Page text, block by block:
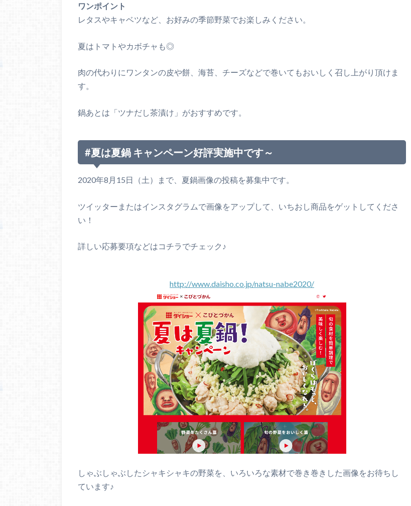
ワンポイント
レタスやキャベツなど、お好みの季節野菜でお楽しみください。
夏はトマトやカボチャも◎
肉の代わりにワンタンの皮や餅、海苔、チーズなどで巻いてもおいしく召し上がり頂けま
す。
鍋あとは「ツナだし茶漬け」がおすすめです。
#夏は夏鍋 キャンペーン好評実施中です～
2020年8月15日（土）まで、夏鍋画像の投稿を募集中です。
ツイッターまたはインスタグラムで画像をアップして、いちおし商品をゲットしてくださ
い！
詳しい応募要項などはコチラでチェック♪
http://www.daisho.co.jp/natsu-nabe2020/
しゃぶしゃぶしたシャキシャキの野菜を、いろいろな素材で巻き巻きした画像をお待ちし
ています♪